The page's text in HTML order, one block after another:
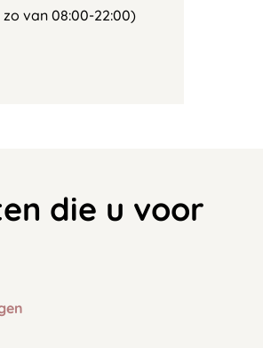
van 08:00-22:00)
die u voor